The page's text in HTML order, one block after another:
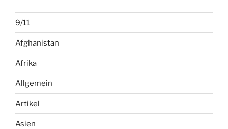
9/11
Afghanistan
Afrika
Allgemein
Artikel
Asien